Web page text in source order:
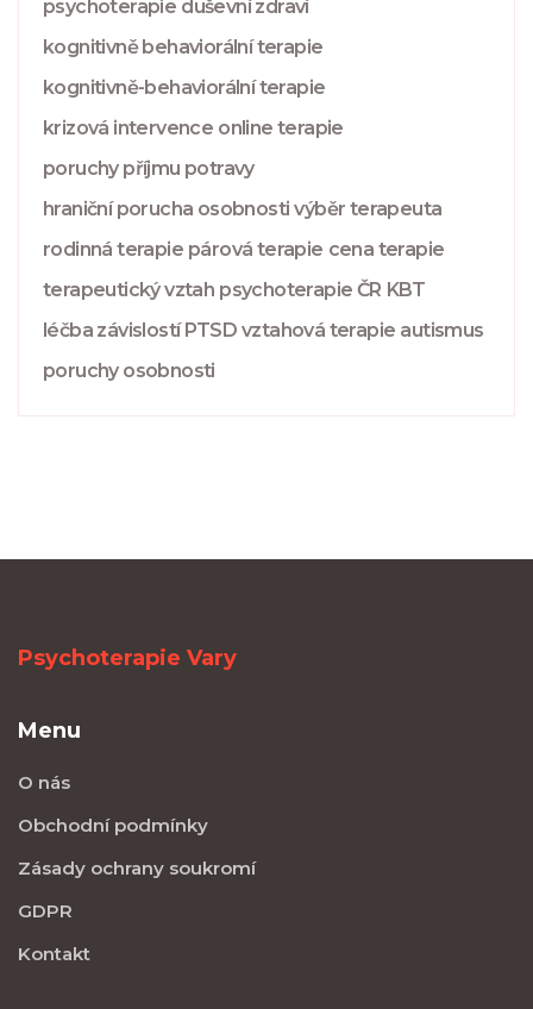
psychoterapie duševní zdraví
kognitivně behaviorální terapie
kognitivně-behaviorální terapie
krizová intervence online terapie
poruchy příjmu potravy
hraniční porucha osobnosti výběr terapeuta
rodinná terapie párová terapie cena terapie
terapeutický vztah psychoterapie ČR KBT
léčba závislostí PTSD vztahová terapie autismus
poruchy osobnosti
Psychoterapie Vary
Menu
O nás
Obchodní podmínky
Zásady ochrany soukromí
GDPR
Kontakt